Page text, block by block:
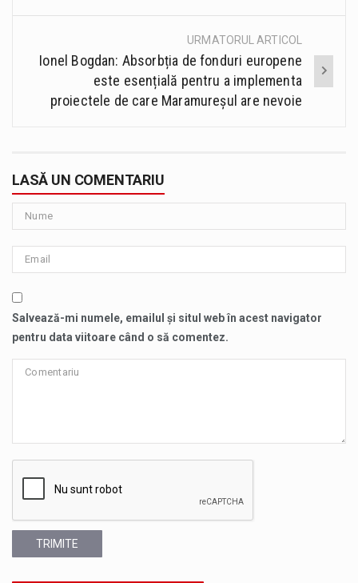
URMATORUL ARTICOL
Ionel Bogdan: Absorbția de fonduri europene
este esențială pentru a implementa
proiectele de care Maramureșul are nevoie
LASĂ UN COMENTARIU
Salvează-mi numele, emailul și situl web în acest navigator
pentru data viitoare când o să comentez.
TRIMITE